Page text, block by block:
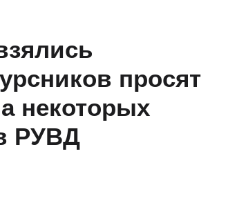
просят
некоторых
РУВД